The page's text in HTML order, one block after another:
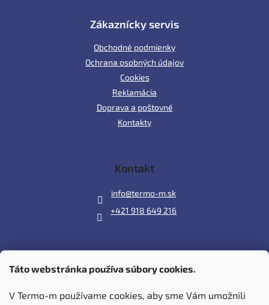
Táto webstránka používa súbory cookies.
V Termo-m používame cookies, aby sme Vám umožnili
Zákaznícky servis
Obchodné podmienky
Ochrana osobných údajov
Cookies
Reklamácia
Doprava a poštovné
Kontakty
Kontakt
info@termo-m.sk
+421 918 649 216
Prijímame online platby